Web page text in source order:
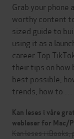
Grab your phone
worthy content
sized guide to
using it as a
career.Top
their tips on how
best possible,
trends, how to …
Kan leses i våre
webleser for Mac/
Kan leses i iBooks,